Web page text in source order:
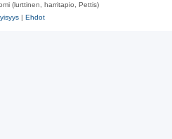
(lurttinen, harritapio, Pettis)
| Ehdot